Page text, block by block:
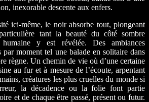
inexorable descente aux enfers.
ici-même, le noir absorbe tout, plongeant
tant la beauté du côté sombre
y est révélée. Des ambiances
par moment tel une balade en solitaire dans
règne. Un chemin de vie où d’une certaine
au fur et à mesure de l’écoute, arpentant
créatures les plus cruelles du monde si
la décadence ou la folie font partie
et de chaque être passé, présent ou futur.